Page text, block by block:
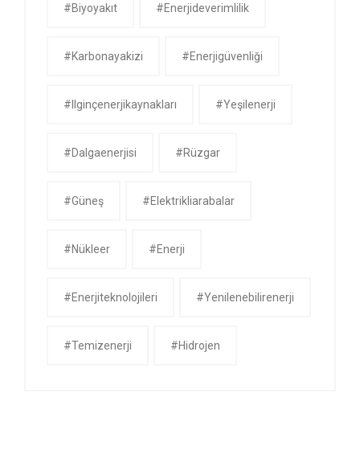
#biyoyakıt #enerjideverimlilik
#karbonayakizi #enerjigüvenliği
#ilginçenerjikaynakları #yeşilenerji
#dalgaenerjisi #rüzgar
#güneş #Elektrikliarabalar
#nükleer #Enerji
#enerjiteknolojileri #yenilenebilirenerji
#temizenerji #Hidrojen